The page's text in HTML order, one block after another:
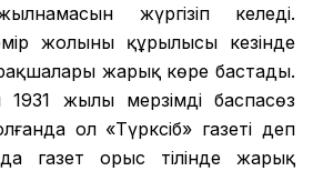
жүргізіп келеді.
жолының құрылысы кезінде
жарық көре бастады.
жылы мерзімді баспасөз
ол «Түрксіб» газеті деп
газет орыс тілінде жарық